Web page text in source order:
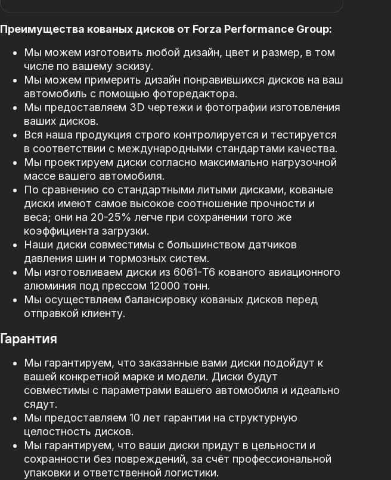
Преимущества кованых дисков от Forza Performance Group:
Мы можем изготовить любой дизайн, цвет и размер, в том
числе по вашему эскизу.
Мы можем примерить дизайн понравившихся дисков на ваш
автомобиль с помощью фоторедактора.
Мы предоставляем 3D чертежи и фотографии изготовления
ваших дисков.
Вся наша продукция строго контролируется и тестируется
в соответствии с международными стандартами качества.
Мы проектируем диски согласно максимально нагрузочной
массе вашего автомобиля.
По сравнению со стандартными литыми дисками, кованые
диски имеют самое высокое соотношение прочности и
веса; они на 20-25% легче при сохранении того же
коэффициента загрузки.
Наши диски совместимы с большинством датчиков
давления шин и тормозных систем.
Мы изготовливаем диски из 6061-T6 кованого авиационного
алюминия под прессом 12000 тонн.
Мы осуществляем балансировку кованых дисков перед
отправкой клиенту.
Гарантия
Мы гарантируем, что заказанные вами диски подойдут к
вашей конкретной марке и модели. Диски будут
совместимы с параметрами вашего автомобиля и идеально
сядут.
Мы предоставляем 10 лет гарантии на структурную
целостность дисков.
Мы гарантируем, что ваши диски придут в цельности и
сохранности без повреждений, за счёт профессиональной
упаковки и ответственной логистики.